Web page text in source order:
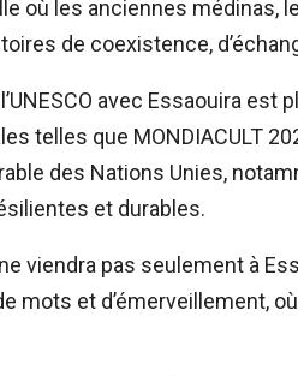
où les anciennes
de coexistence,
avec Essaouira
telles que MONDIACULT
des Nations Unies,
et durables.
viendra pas seulement à
mots et d’émerveillement,